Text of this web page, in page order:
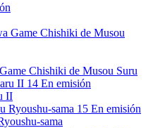
Chishiki de Musou Suru
14 En emisión
II
15 En emisión
sama